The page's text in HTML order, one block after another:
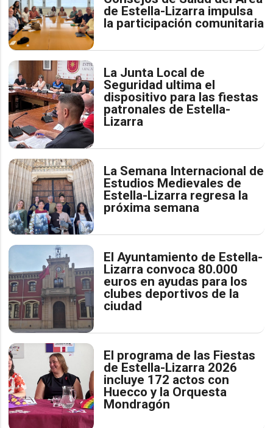
de Estella-Lizarra impulsa
la participación comunitaria
La Junta Local de
Seguridad ultima el
dispositivo para las fiestas
patronales de Estella-
Lizarra
La Semana Internacional de
Estudios Medievales de
Estella-Lizarra regresa la
próxima semana
El Ayuntamiento de Estella-
Lizarra convoca 80.000
euros en ayudas para los
clubes deportivos de la
ciudad
El programa de las Fiestas
de Estella-Lizarra 2026
incluye 172 actos con
Huecco y la Orquesta
Mondragón